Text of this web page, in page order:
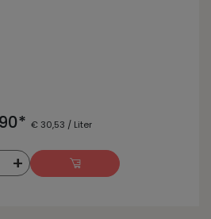
€ 30,53 / Liter
+